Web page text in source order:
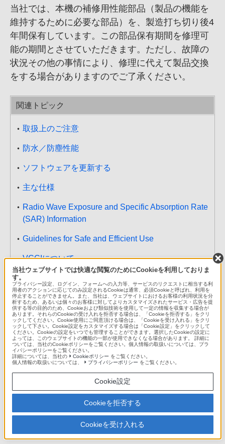
当社では、 本機の補修用性能部品 （製品の機能を
維持するために必要な部品）を、 製造打ち切り後4
年間保有しています。この部品保有期間を修理可
能の期間とさせていただきます。ただし、 故障の
状況その他の事情により、 修理に代えて製品交換
をする場合がありますのでご了承ください。
関連トピック
取扱上のご注意
防水／防塵性能
ソフトウェアを更新する
主な仕様
Radio Wave Exposure and Specific Absorption Rate
(SAR) Information
Guidelines for Safe and Efficient Use
VCCIについて
エンドユーザーライセンス契約
輸出管理規制について
知的財産権について
ご利用について
1295-6408.2
Copyright © 2016 Sony Mobile Communications Inc. All right reserved
当社ウェブサイトでは快適な閲覧のためにCookieを利用しておりま
す。
プライバシー設定、ログイン、フォームへの入力等、サービスのリクエストに相当する利
用者のアクションに応じてのみ設定されるCookieは通常、必須Cookieと呼ばれ、利用を
停止することができません。また、当社は、ウェブサイトにおけるお客様の利用状況を分
析するため、あるいは個々のお客様に対してよりカスタマイズされたサービス・広告を提
供する等の目的のため、Cookieおよび類似技術を使用して一定の情報を収集する場合が
あります。それらのCookieの受け入れを拒否する場合は、「Cookieを拒否する」をクリ
ックしてください。Cookie使用にご同意頂ける場合は、「Cookieを受け入れる」をクリ
ックして下さい。Cookie設定をカスタマイズする場合は「Cookie設定」をクリックして
ください。Cookieの設定をいつでも管理することができます。選択したCookieの設定に
よっては、このウェブサイトの機能の一部が使用できなくなる場合があります。 詳細に
ついては、当社のCookieポリシーをご覧ください。個人情報の取扱いについては、プラ
イバシーポリシーをご覧ください。
詳細については、当社の
Cookieポリシー をご覧ください。
個人情報の取扱いについては、
プライバシーポリシー をご覧ください。
Cookie設定
Cookieを拒否する
Cookieを受け入れる